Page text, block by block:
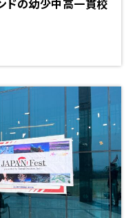
の幼少中高一貫校